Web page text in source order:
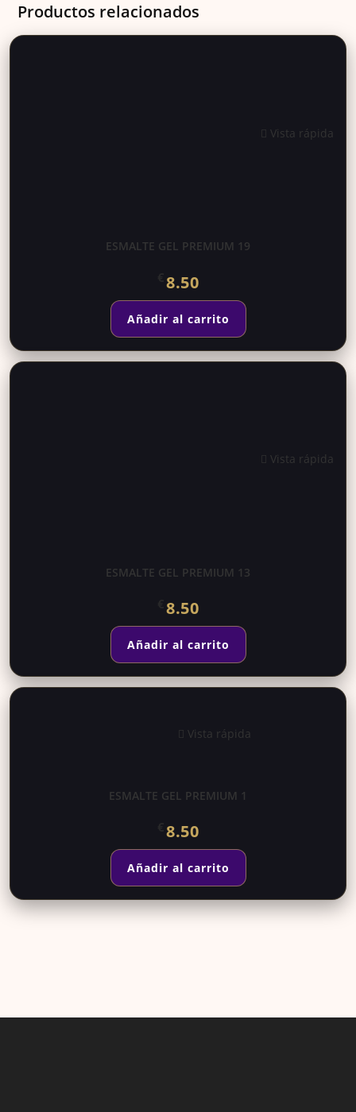
Productos relacionados
Vista rápida
ESMALTE GEL PREMIUM 19
8.50
Añadir al carrito
Vista rápida
ESMALTE GEL PREMIUM 13
8.50
Añadir al carrito
Vista rápida
ESMALTE GEL PREMIUM 1
8.50
Añadir al carrito